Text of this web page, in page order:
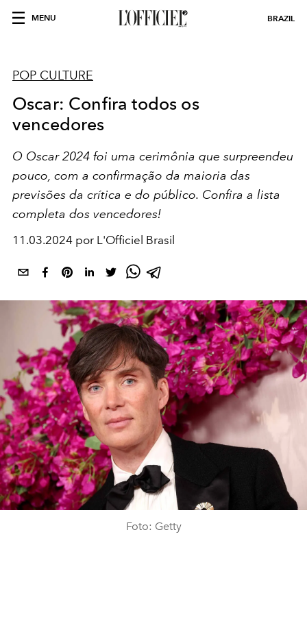
MENU BRAZIL
POP CULTURE
Oscar: Confira todos os
vencedores
O Oscar 2024 foi uma cerimônia que surpreendeu
pouco, com a confirmação da maioria das
previsões da crítica e do público. Confira a lista
completa dos vencedores!
11.03.2024 por L'Officiel Brasil
Foto: Getty